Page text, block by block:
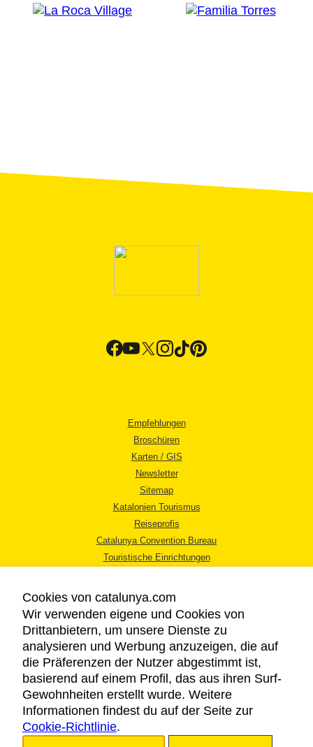
Empfehlungen
Broschüren
Karten / GIS
Newsletter
Sitemap
Katalonien Tourismus
Reiseprofis
Catalunya Convention Bureau
Touristische Einrichtungen
RECHTLICHER HINWEIS
DATENSCHUTZICHTLINIE
COOKIES
BARRIEREFREIHEIT
Cookies von catalunya.com
Wir verwenden eigene und Cookies von
Drittanbietern, um unsere Dienste zu
analysieren und Werbung anzuzeigen, die auf
die Präferenzen der Nutzer abgestimmt ist,
basierend auf einem Profil, das aus ihren Surf-
Gewohnheiten erstellt wurde. Weitere
Informationen findest du auf der Seite zur
Cookie-Richtlinie.